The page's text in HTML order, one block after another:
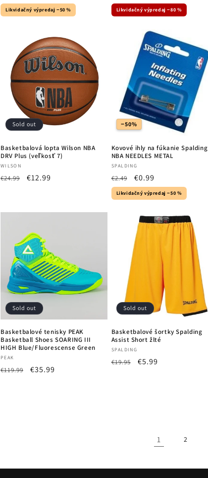
price
price
Likvidačný výpredaj −50 %
price
price
Likvidačný výpredaj −80 %
Sold out
Basketbalová lopta Wilson NBA
DRV Plus (veľkosť 7)
Vendor:
WILSON
Regular
€24.99
Sale
€12.99
−50%
Kovové ihly na fúkanie Spalding
NBA NEEDLES METAL
Vendor:
SPALDING
Regular
price
€2.49
Sale
price
€0.99
Likvidačný výpredaj −50 %
Sold out
Basketbalové tenisky PEAK
Basketball Shoes SOARING III
HIGH Blue/Fluorescense Green
Vendor:
PEAK
Regular
€119.99
Sale
€35.99
Sold out
Basketbalové šortky Spalding
Assist Short žlté
Vendor:
SPALDING
Regular
€19.95
Sale
€5.99
1 2